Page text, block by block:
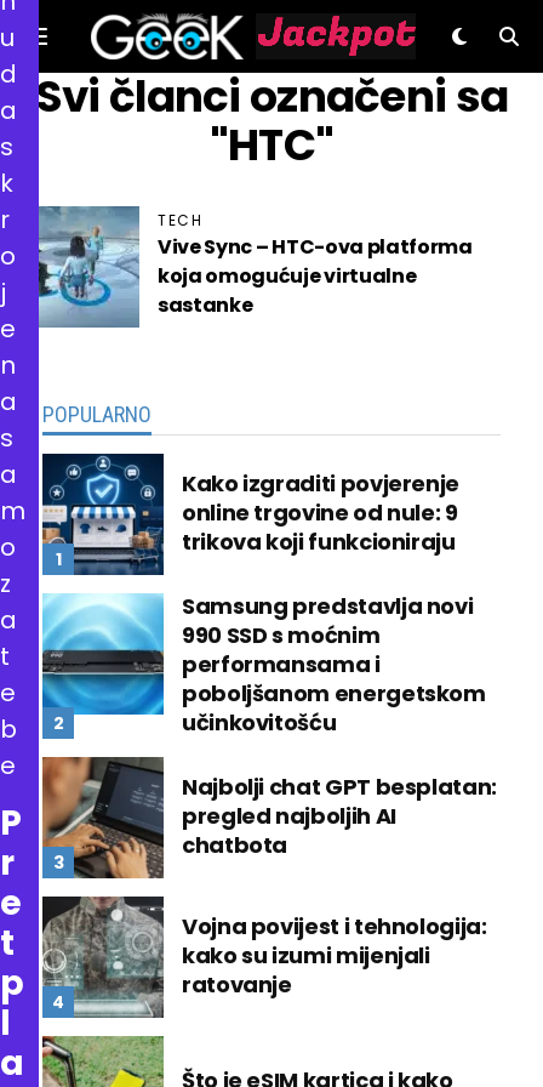
GeeK.hr
Svi članci označeni sa
"HTC"
TECH
Vive Sync – HTC-ova platforma
koja omogućuje virtualne
sastanke
POPULARNO
Kako izgraditi povjerenje
online trgovine od nule: 9
trikova koji funkcioniraju
Samsung predstavlja novi
990 SSD s moćnim
performansama i
poboljšanom energetskom
učinkovitošću
Najbolji chat GPT besplatan:
pregled najboljih AI
chatbota
Vojna povijest i tehnologija:
kako su izumi mijenjali
ratovanje
Što je eSIM kartica i kako
u
d
a
s
k
r
o
j
e
n
a
s
a
m
o
z
a
t
e
b
e
P
r
e
t
p
l
a